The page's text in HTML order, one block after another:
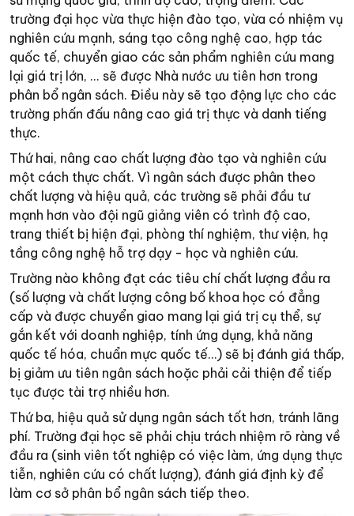
trường đại học vừa thực hiện đào tạo, vừa có nhiệm vụ
nghiên cứu mạnh, sáng tạo công nghệ cao, hợp tác
quốc tế, chuyển giao các sản phẩm nghiên cứu mang
lại giá trị lớn, ... sẽ được Nhà nước ưu tiên hơn trong
phân bổ ngân sách. Điều này sẽ tạo động lực cho các
trường phấn đấu nâng cao giá trị thực và danh tiếng
thực.
Thứ hai, nâng cao chất lượng đào tạo và nghiên cứu
một cách thực chất. Vì ngân sách được phân theo
chất lượng và hiệu quả, các trường sẽ phải đầu tư
mạnh hơn vào đội ngũ giảng viên có trình độ cao,
trang thiết bị hiện đại, phòng thí nghiệm, thư viện, hạ
tầng công nghệ hỗ trợ dạy - học và nghiên cứu.
Trường nào không đạt các tiêu chí chất lượng đầu ra
(số lượng và chất lượng công bố khoa học có đẳng
cấp và được chuyển giao mang lại giá trị cụ thể, sự
gắn kết với doanh nghiệp, tính ứng dụng, khả năng
quốc tế hóa, chuẩn mực quốc tế…) sẽ bị đánh giá thấp,
bị giảm ưu tiên ngân sách hoặc phải cải thiện để tiếp
tục được tài trợ nhiều hơn.
Thứ ba, hiệu quả sử dụng ngân sách tốt hơn, tránh lãng
phí. Trường đại học sẽ phải chịu trách nhiệm rõ ràng về
đầu ra (sinh viên tốt nghiệp có việc làm, ứng dụng thực
tiễn, nghiên cứu có chất lượng), đánh giá định kỳ để
làm cơ sở phân bổ ngân sách tiếp theo.